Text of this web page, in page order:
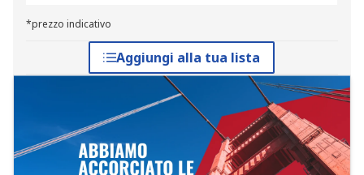
*prezzo indicativo
Aggiungi alla tua lista